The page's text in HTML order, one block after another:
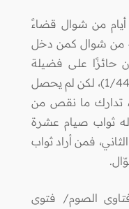
من شوال قضاءً
من شوال كمن دخل
حائزًا على فضيلة
تحيّة المسجد، (انظر مغني المحتاج 1/447)، لكن لم يحصل
تدارك ما نقص من
ثواب صيام عشرة
فمن أراد ثواب
الصوم/ فتوى